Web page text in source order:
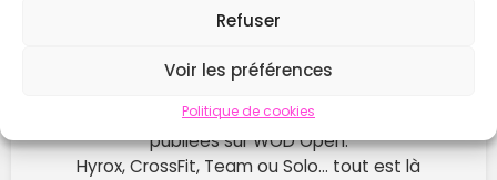
Refuser
Voir les préférences
Politique de cookies
Ne rate plus les prochaines compétitions !
Reçois chaque semaine les nouvelles compètes
publiées sur WOD Open.
Hyrox, CrossFit, Team ou Solo… tout est là